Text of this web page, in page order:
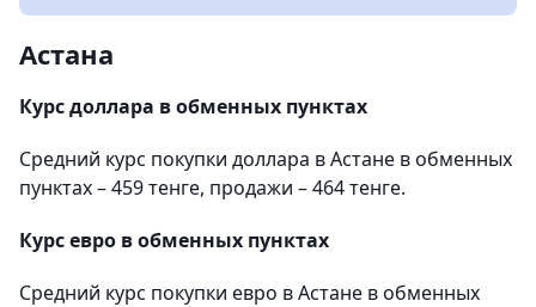
Астана
Курс доллара в обменных пунктах
Средний курс покупки доллара в Астане в обменных
пунктах – 459 тенге, продажи – 464 тенге.
Курс евро в обменных пунктах
Средний курс покупки евро в Астане в обменных